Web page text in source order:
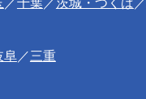
阜／三重